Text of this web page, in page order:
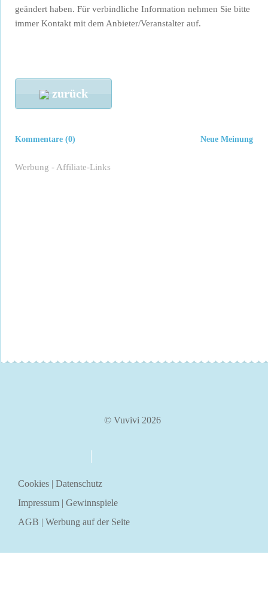
geändert haben. Für verbindliche Information nehmen Sie bitte
immer Kontakt mit dem Anbieter/Veranstalter auf.
zurück
Neue Meinung
Kommentare (0)
Werbung - Affiliate-Links
© Vuvivi 2026
Cookies | Datenschutz
Impressum | Gewinnspiele
AGB | Werbung auf der Seite